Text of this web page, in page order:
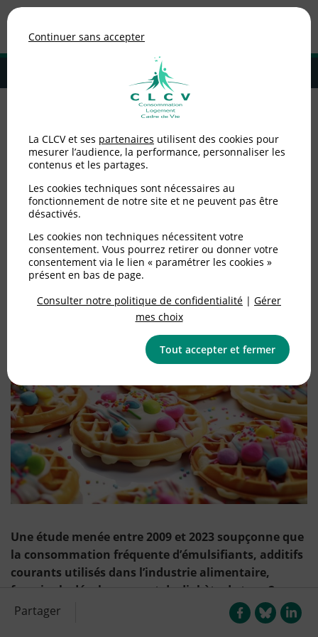
MENU
Adhérer à la CLCV
associés à « un risque accru » de diabète de type 2
Les émulsifiants seraient
associés à « un risque
accru » de diabète de
type 2
Publié le29/04/2024(mis à jour le02/01/2025)
Une étude menée entre 2009 et 2023 soupçonne que
la consommation fréquente d’émulsifiants, additifs
courants utilisés dans l’industrie alimentaire,
favorise le développement de diabète de type 2.
Partager
Continuer sans accepter
La CLCV et ses partenaires utilisent des cookies pour
mesurer l’audience, la performance, personnaliser les
contenus et les partages.
Les cookies techniques sont nécessaires au
fonctionnement de notre site et ne peuvent pas être
désactivés.
Les cookies non techniques nécessitent votre
consentement. Vous pourrez retirer ou donner votre
consentement via le lien « paramétrer les cookies »
présent en bas de page.
Consulter notre politique de confidentialité | Gérer
mes choix
Tout accepter et fermer